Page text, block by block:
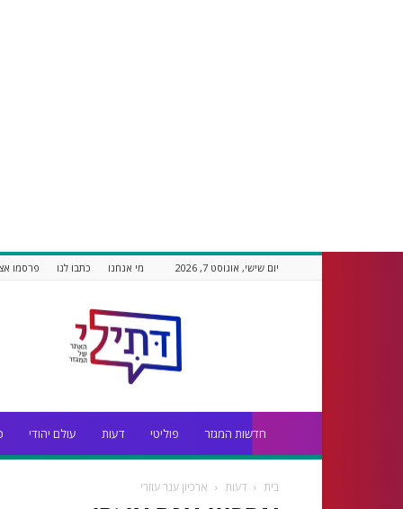
יום שישי, אוגוסט 7, 2026 מי אנחנו כתבו לנו פרסמו
חדשות המגזר פוליטי דעות עולם יהודי
בית דעות ארכיון ענר עוזרי